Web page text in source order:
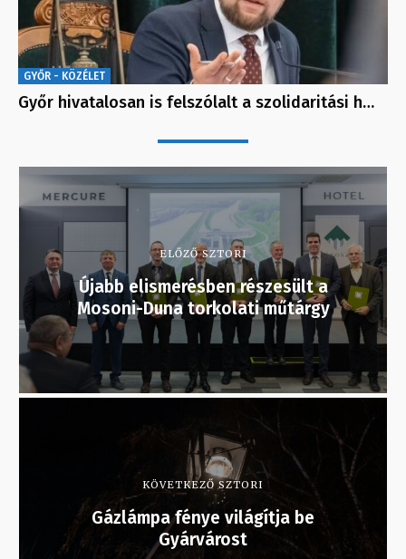
GYŐR - KÖZÉLET
Győr hivatalosan is felszólalt a szolidaritási h…
ELŐZŐ SZTORI
Újabb elismerésben részesült a
Mosoni-Duna torkolati műtárgy
KÖVETKEZŐ SZTORI
Gázlámpa fénye világítja be
Gyárvárost